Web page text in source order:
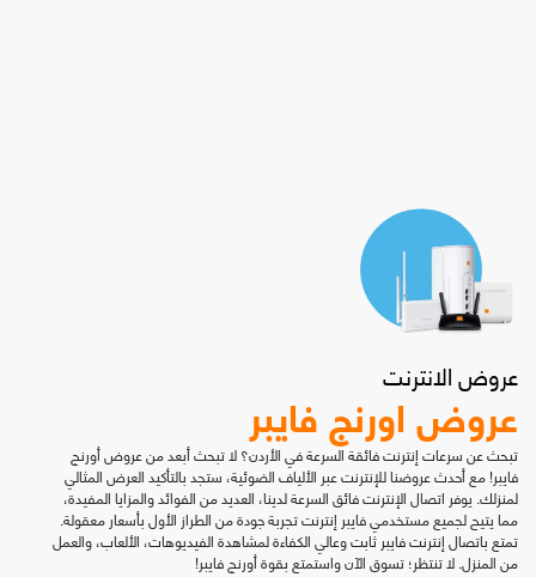
عروض الانترنت
عروض اورنج فايبر
تبحث عن سرعات إنترنت فائقة السرعة في الأردن؟ لا تبحث أبعد من عروض أورنج
فايبر! مع أحدث عروضنا للإنترنت عبر الألياف الضوئية، ستجد بالتأكيد العرض المثالي
لمنزلك. يوفر اتصال الإنترنت فائق السرعة لدينا، العديد من الفوائد والمزايا المفيدة،
مما يتيح لجميع مستخدمي فايبر إنترنت تجربة جودة من الطراز الأول بأسعار معقولة.
تمتع باتصال إنترنت فايبر ثابت وعالي الكفاءة لمشاهدة الفيديوهات، الألعاب، والعمل
من المنزل. لا تنتظر؛ تسوق الآن واستمتع بقوة أورنج فايبر!